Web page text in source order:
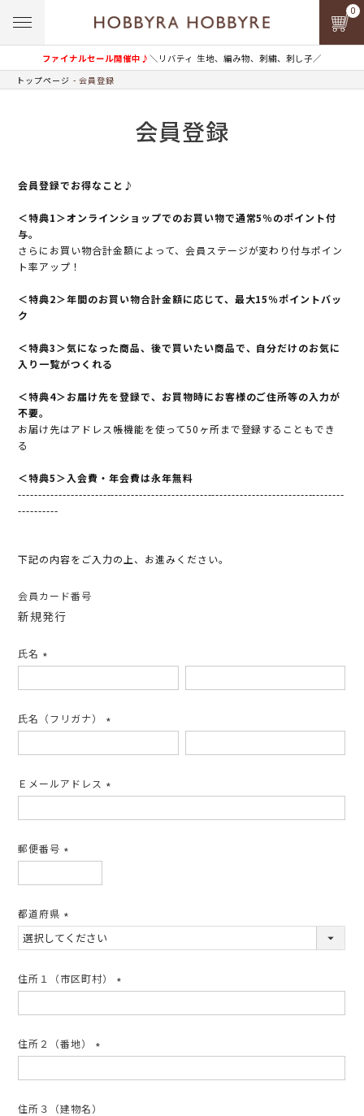
ファイナルセール開催中♪＼リバティ 生地、編み物、刺繍、刺し子／
0
トップページ 会員登録
会員登録
会員登録でお得なこと♪
＜特典1＞オンラインショップでのお買い物で通常5％のポイント付
与。
さらにお買い物合計金額によって、会員ステージが変わり付与ポイン
ト率アップ！
＜特典2＞年間のお買い物合計金額に応じて、最大15％ポイントバッ
ク
＜特典3＞気になった商品、後で買いたい商品で、自分だけのお気に
入り一覧がつくれる
＜特典4＞お届け先を登録で、お買物時にお客様のご住所等の入力が
不要。
お届け先はアドレス帳機能を使って50ヶ所まで登録することもでき
る
＜特典5＞入会費・年会費は永年無料
---------------------------------------------------------------------------------
----------
下記の内容をご入力の上、お進みください。
会員カード番号
新規発行
氏名
須)
氏名（フリガナ）
須)
Ｅメールアドレス
須)
郵便番号
須)
都道府県
(必
須)
住所１（市区町村）
須)
住所２（番地）
須)
住所３（建物名）